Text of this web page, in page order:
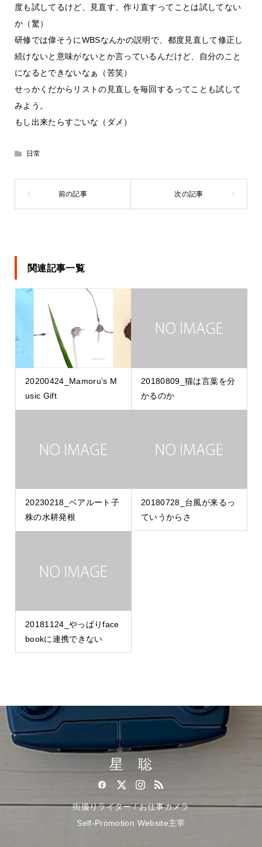
度も試してるけど、見直す、作り直すってことは試してない
か（驚）
研修では偉そうにWBSなんかの説明で、都度見直して修正し
続けないと意味がないとか言っているんだけど、自分のこと
になるとできないなぁ（苦笑）
せっかくだからリストの見直しを毎回するってことも試して
みよう。
もし出来たらすごいな（ダメ）
日常
関連記事一覧
20200424_Mamoru’s M
usic Gift
20180809_猫は言葉を分
かるのか
20230218_ベアルート子
株の水耕発根
20180728_台風が来るっ
ていうからさ
20181124_やっぱりface
bookに連携できない
星 聡
街撮りライター / お仕事カメラ
Self-Promotion Website主宰